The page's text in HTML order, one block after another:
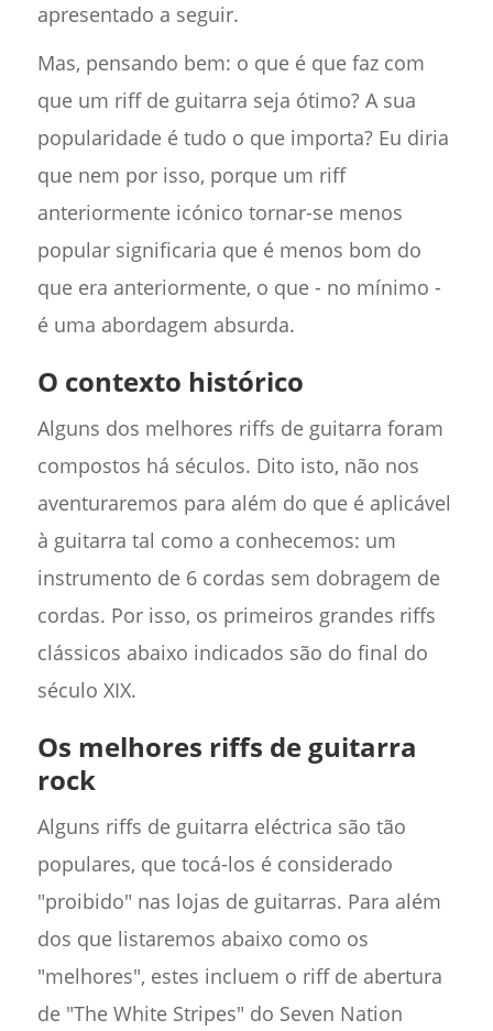
apresentado a seguir.
Mas, pensando bem: o que é que faz com
que um riff de guitarra seja ótimo? A sua
popularidade é tudo o que importa? Eu diria
que nem por isso, porque um riff
anteriormente icónico tornar-se menos
popular significaria que é menos bom do
que era anteriormente, o que - no mínimo -
é uma abordagem absurda.
O contexto histórico
Alguns dos melhores riffs de guitarra foram
compostos há séculos. Dito isto, não nos
aventuraremos para além do que é aplicável
à guitarra tal como a conhecemos: um
instrumento de 6 cordas sem dobragem de
cordas. Por isso, os primeiros grandes riffs
clássicos abaixo indicados são do final do
século XIX.
Os melhores riffs de guitarra
rock
Alguns riffs de guitarra eléctrica são tão
populares, que tocá-los é considerado
"proibido" nas lojas de guitarras. Para além
dos que listaremos abaixo como os
"melhores", estes incluem o riff de abertura
de "The White Stripes" do Seven Nation